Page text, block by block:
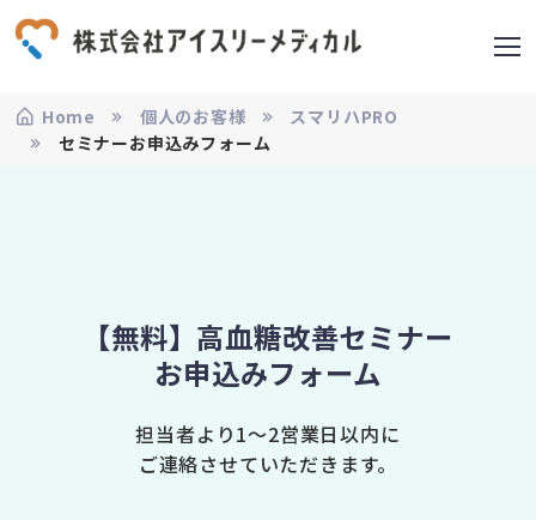
Home 個人のお客様
スマリハPRO
セミナーお申込みフォーム
【無料】高血糖改善セミナー
お申込みフォーム
担当者より1〜2営業日以内に
ご連絡させていただきます。